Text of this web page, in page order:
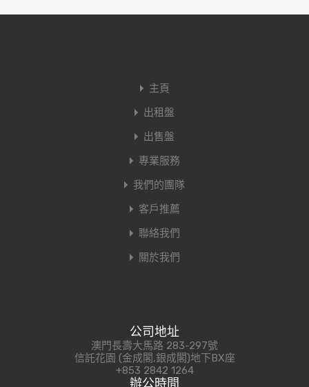
主頁
出租盤
出售盤
專業服務
我們的團隊
客戶推薦
聯絡我們
關於我們
公司地址
澳門長壽大馬路 283-297號
信託花園 (金成閣,銀成閣)地下BX座
+853 2842 1264
辦公時間